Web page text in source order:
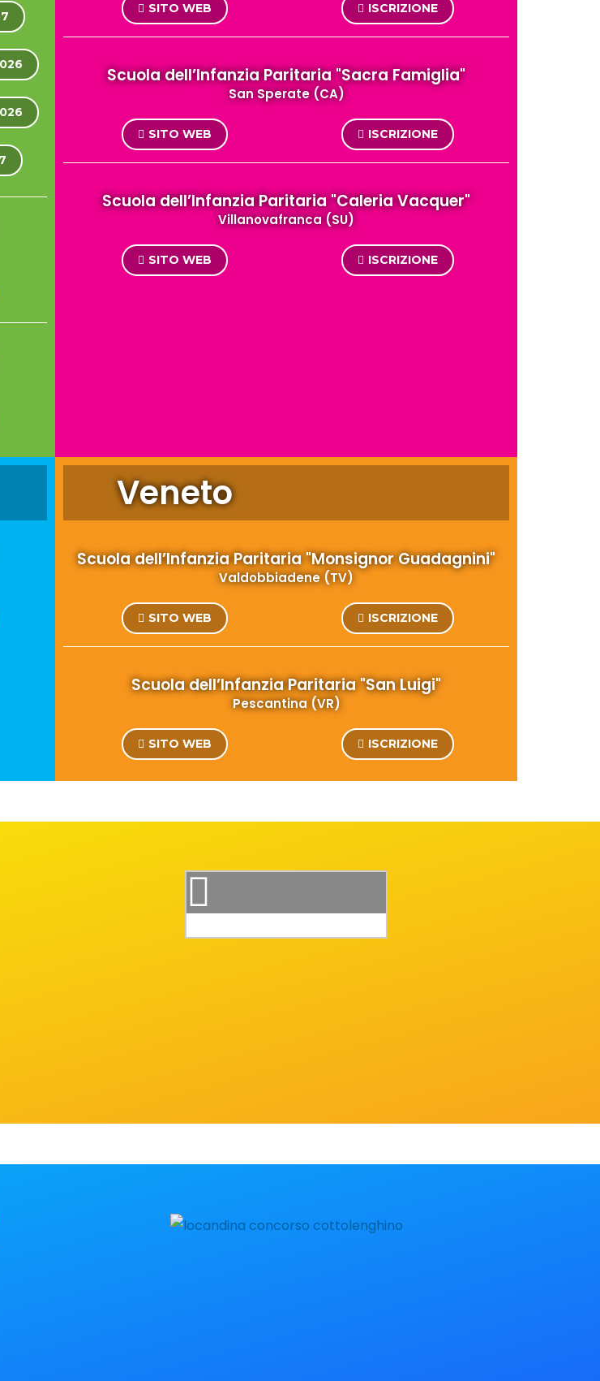
SITO WEB ISCRIZIONE
Scuola dell’Infanzia Paritaria "Sacra Famiglia"
San Sperate (CA)
SITO WEB ISCRIZIONE
Scuola dell’Infanzia Paritaria "Caleria Vacquer"
Villanovafranca (SU)
SITO WEB ISCRIZIONE
Veneto
Scuola dell’Infanzia Paritaria "Monsignor Guadagnini"
Valdobbiadene (TV)
SITO WEB ISCRIZIONE
Scuola dell’Infanzia Paritaria "San Luigi"
Pescantina (VR)
SITO WEB ISCRIZIONE